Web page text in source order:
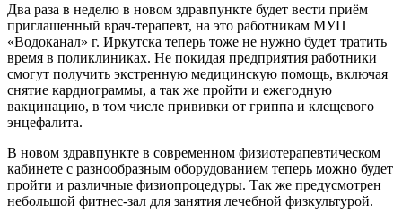
Два раза в неделю в новом здравпункте будет вести приём
приглашенный врач-терапевт, на это работникам МУП
«Водоканал» г. Иркутска теперь тоже не нужно будет тратить
время в поликлиниках. Не покидая предприятия работники
смогут получить экстренную медицинскую помощь, включая
снятие кардиограммы, а так же пройти и ежегодную
вакцинацию, в том числе прививки от гриппа и клещевого
энцефалита.
В новом здравпункте в современном физиотерапевтическом
кабинете с разнообразным оборудованием теперь можно будет
пройти и различные физиопроцедуры. Так же предусмотрен
небольшой фитнес-зал для занятия лечебной физкультурой.